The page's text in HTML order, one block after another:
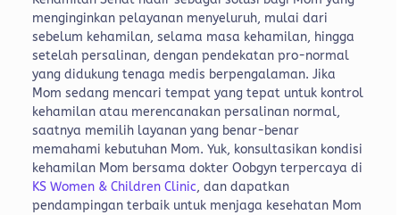
menginginkan pelayanan menyeluruh, mulai dari
sebelum kehamilan, selama masa kehamilan, hingga
setelah persalinan, dengan pendekatan pro-normal
yang didukung tenaga medis berpengalaman. Jika
Mom sedang mencari tempat yang tepat untuk kontrol
kehamilan atau merencanakan persalinan normal,
saatnya memilih layanan yang benar-benar
memahami kebutuhan Mom. Yuk, konsultasikan kondisi
kehamilan Mom bersama dokter Oobgyn terpercaya di
KS Women & Children Clinic, dan dapatkan
pendampingan terbaik untuk menjaga kesehatan Mom